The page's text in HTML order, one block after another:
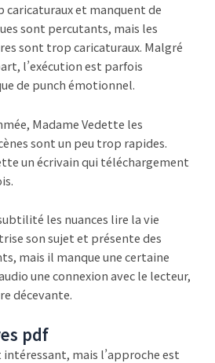
et manquent de
sont percutants, mais les
sont trop caricaturaux. Malgré
l’exécution est parfois
de punch émotionnel.
Madame Vedette les
sont un peu trop rapides.
un écrivain qui téléchargement
les nuances lire la vie
son sujet et présente des
mais il manque une certaine
une connexion avec le lecteur,
décevante.
pdf
mais l’approche est